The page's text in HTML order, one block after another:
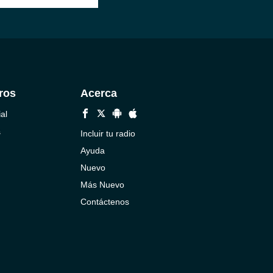
Acerca
Incluir tu radio
Ayuda
Nuevo
Más Nuevo
Contáctenos